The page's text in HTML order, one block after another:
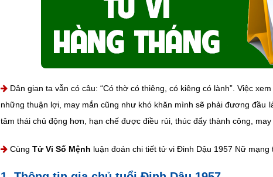
Dân gian ta vẫn có câu: “Có thờ có thiêng, có kiêng có lành”. Việc xem
những thuận lợi, may mắn cũng như khó khăn mình sẽ phải đương đầu
tâm thái chủ động hơn, hạn chế được điều rủi, thúc đẩy thành công, may
Cùng Tử Vi Số Mệnh luận đoán chi tiết tử vi Đinh Dậu 1957 Nữ